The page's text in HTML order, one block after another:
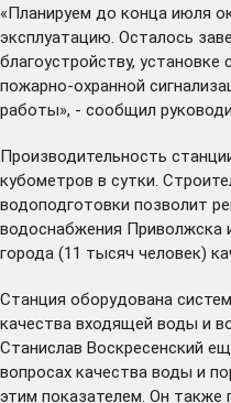
«Планируем до конца июля
эксплуатацию. Осталось
благоустройству,
пожарно-охранной
работы», - сообщил
Производительность
кубометров в сутки.
водоподготовки позволит
водоснабжения Приволжска
города (11 тысяч человек)
Станция оборудована
качества входящей воды и
Станислав Воскресенский
вопросах качества воды и
этим показателем. Он также